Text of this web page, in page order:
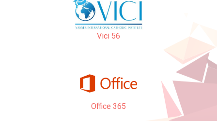
Vici 56
Office 365